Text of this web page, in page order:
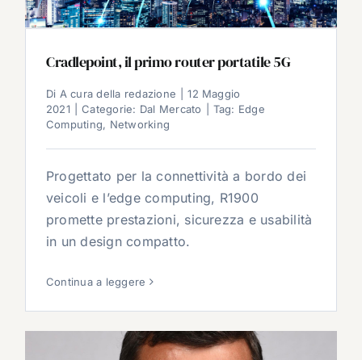
Cradlepoint, il primo router portatile 5G
Di A cura della redazione
12 Maggio
2021
Categorie: Dal Mercato Tag: Edge
Computing, Networking
Progettato per la connettività a bordo dei
veicoli e l’edge computing, R1900
promette prestazioni, sicurezza e usabilità
in un design compatto.
Continua a leggere